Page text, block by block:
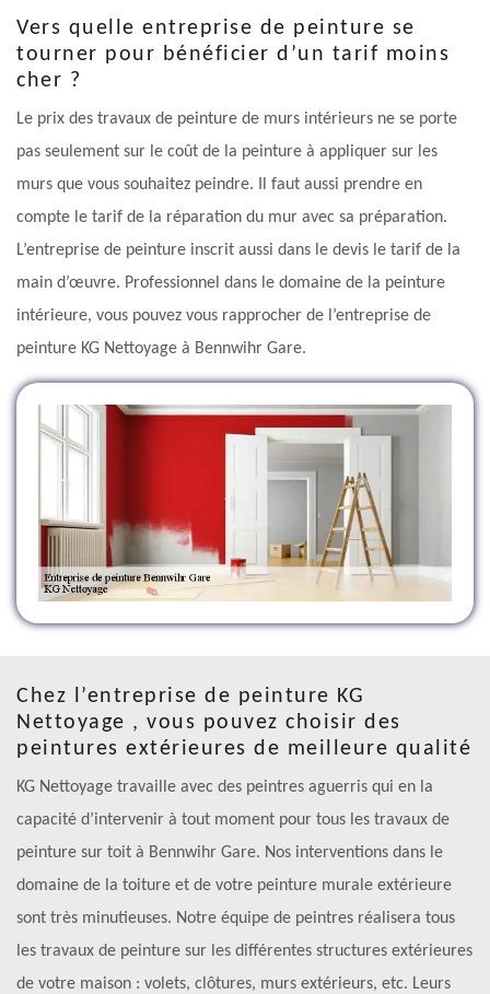
Vers quelle entreprise de peinture se
tourner pour bénéficier d’un tarif moins
cher ?
Le prix des travaux de peinture de murs intérieurs ne se porte
pas seulement sur le coût de la peinture à appliquer sur les
murs que vous souhaitez peindre. Il faut aussi prendre en
compte le tarif de la réparation du mur avec sa préparation.
L’entreprise de peinture inscrit aussi dans le devis le tarif de la
main d’œuvre. Professionnel dans le domaine de la peinture
intérieure, vous pouvez vous rapprocher de l’entreprise de
peinture KG Nettoyage à Bennwihr Gare.
Chez l’entreprise de peinture KG
Nettoyage , vous pouvez choisir des
peintures extérieures de meilleure qualité
KG Nettoyage travaille avec des peintres aguerris qui en la
capacité d’intervenir à tout moment pour tous les travaux de
peinture sur toit à Bennwihr Gare. Nos interventions dans le
domaine de la toiture et de votre peinture murale extérieure
sont très minutieuses. Notre équipe de peintres réalisera tous
les travaux de peinture sur les différentes structures extérieures
de votre maison : volets, clôtures, murs extérieurs, etc. Leurs